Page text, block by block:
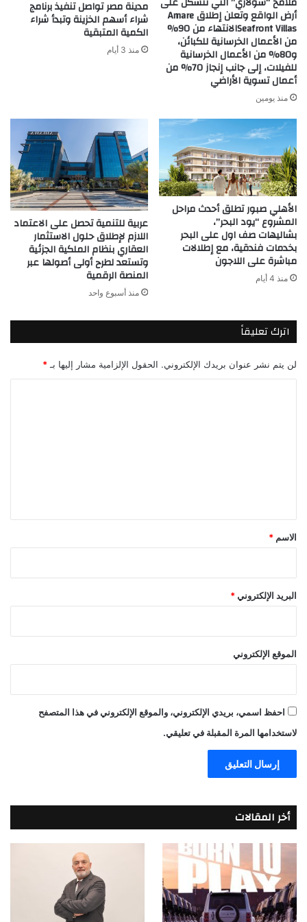
أرض الواقع وتعلن إطلاق Amare
Seafront Villasالانتهاء من 90%
من الأعمال الخرسانية للكبائن،
و80% من الأعمال الخرسانية
للفيلات، إلى جانب إنجاز 70% من
أعمال تسوية الأراضي
منذ يومين
مدينة مصر تواصل تنفيذ برنامج
شراء أسهم الخزينة وتبدأ شراء
الكمية المتبقية
منذ 3 أيام
الأهلي صبور تطلق أحدث مراحل
المشروع “يود البحر”،
بشاليهات صف اول على البحر
بخدمات فندقية، مع إطلالات
مباشرة على اللاجون
منذ 4 أيام
عربية للتنمية تحصل على الاعتماد
اللازم لإطلاق حلول الاستثمار
العقاري بنظام الملكية الجزئية
وتستعد لطرح أولى أصولها عبر
المنصة الرقمية
منذ أسبوع واحد
اترك تعليقاً
لن يتم نشر عنوان بريدك الإلكتروني. الحقول الإلزامية مشار إليها بـ *
*
الاسم *
البريد الإلكتروني *
الموقع الإلكتروني
احفظ اسمي، بريدي الإلكتروني، والموقع الإلكتروني في هذا المتصفح
لاستخدامها المرة المقبلة في تعليقي.
أخر المقالات